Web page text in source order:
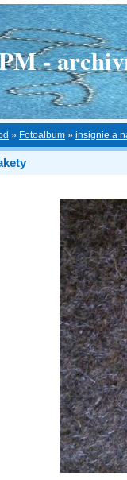
-
» Fotoalbum » insignie a